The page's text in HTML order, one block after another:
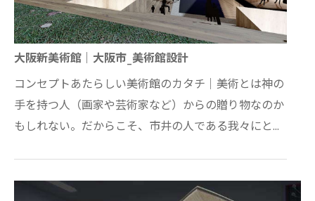
大阪新美術館｜大阪市_美術館設計
コンセプトあたらしい美術館のカタチ｜美術とは神の
手を持つ人（画家や芸術家など）からの贈り物なのか
もしれない。だからこそ、市井の人である我々にとっ